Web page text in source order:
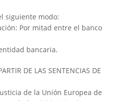
siguiente modo:
Por mitad entre el banco
bancaria.
DE LAS SENTENCIAS DE
de la Unión Europea de